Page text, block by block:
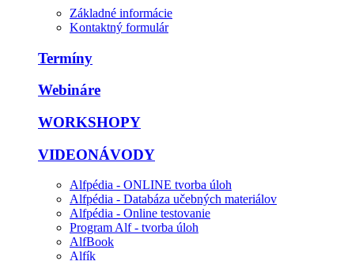
Základné informácie
Kontaktný formulár
Termíny
Webináre
WORKSHOPY
VIDEONÁVODY
Alfpédia - ONLINE tvorba úloh
Alfpédia - Databáza učebných materiálov
Alfpédia - Online testovanie
Program Alf - tvorba úloh
AlfBook
Alfík